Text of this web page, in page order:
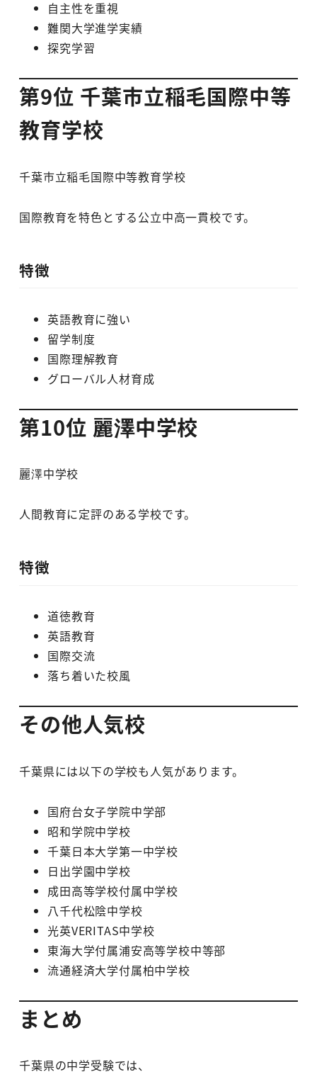
自主性を重視
難関大学進学実績
探究学習
第9位 千葉市立稲毛国際中等
教育学校
千葉市立稲毛国際中等教育学校
国際教育を特色とする公立中高一貫校です。
特徴
英語教育に強い
留学制度
国際理解教育
グローバル人材育成
第10位 麗澤中学校
麗澤中学校
人間教育に定評のある学校です。
特徴
道徳教育
英語教育
国際交流
落ち着いた校風
その他人気校
千葉県には以下の学校も人気があります。
国府台女子学院中学部
昭和学院中学校
千葉日本大学第一中学校
日出学園中学校
成田高等学校付属中学校
八千代松陰中学校
光英VERITAS中学校
東海大学付属浦安高等学校中等部
流通経済大学付属柏中学校
まとめ
千葉県の中学受験では、